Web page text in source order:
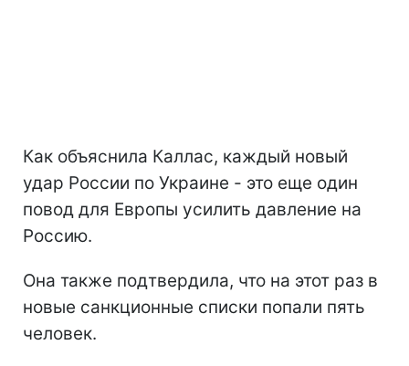
Как объяснила Каллас, каждый новый
удар России по Украине - это еще один
повод для Европы усилить давление на
Россию.
Она также подтвердила, что на этот раз в
новые санкционные списки попали пять
человек.